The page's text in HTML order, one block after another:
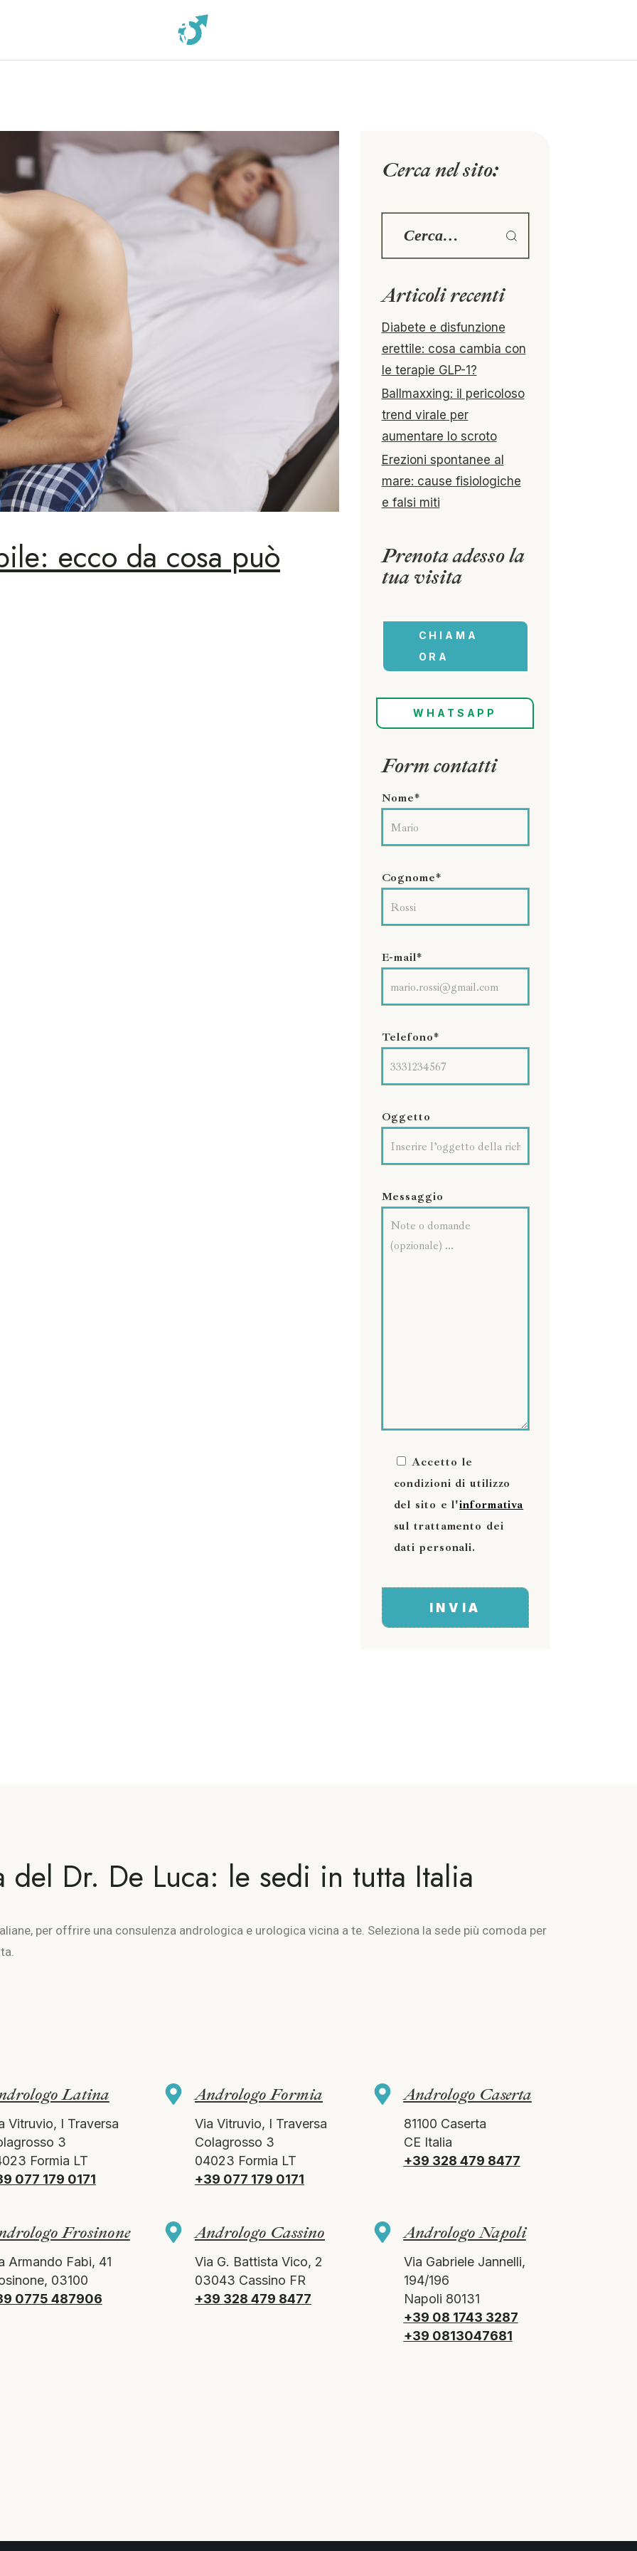
ecco da cosa può
Cerca nel sito:
Articoli recenti
Diabete e disfunzione
erettile: cosa cambia con
le terapie GLP-1?
Ballmaxxing: il pericoloso
trend virale per
aumentare lo scroto
Erezioni spontanee al
mare: cause fisiologiche
e falsi miti
Prenota adesso la
tua visita
CHIAMA
ORA
WHATSAPP
Form contatti
Nome*
Cognome*
E-mail*
Telefono*
Oggetto
Messaggio
Accetto le
condizioni di utilizzo
del sito e l'informativa
sul trattamento dei
dati personali.
INVIA
Dr. De Luca: le sedi in tutta Italia
per offrire una consulenza andrologica e urologica vicina a te. Seleziona la sede più comoda per
Latina
Vitruvio, I Traversa
3
Formia LT
077 179 0171
Andrologo Formia
Via Vitruvio, I Traversa
Colagrosso 3
04023 Formia LT
+39 077 179 0171
Andrologo Caserta
81100 Caserta
CE Italia
+39 328 479 8477
Frosinone
Armando Fabi, 41
03100
0775 487906
Andrologo Cassino
Via G. Battista Vico, 2
03043 Cassino FR
+39 328 479 8477
Andrologo Napoli
Via Gabriele Jannelli,
194/196
Napoli 80131
+39 08 1743 3287
+39 0813047681